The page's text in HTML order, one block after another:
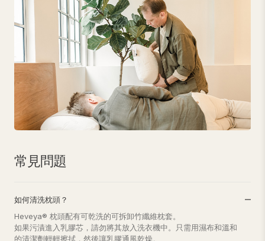
常見問題
如何清洗枕頭？
Heveya® 枕頭配有可乾洗的可拆卸竹纖維枕套。
如果污漬進入乳膠芯，請勿將其放入洗衣機中。只需用濕布和溫和
的清潔劑輕輕擦拭，然後讓乳膠通風乾燥。